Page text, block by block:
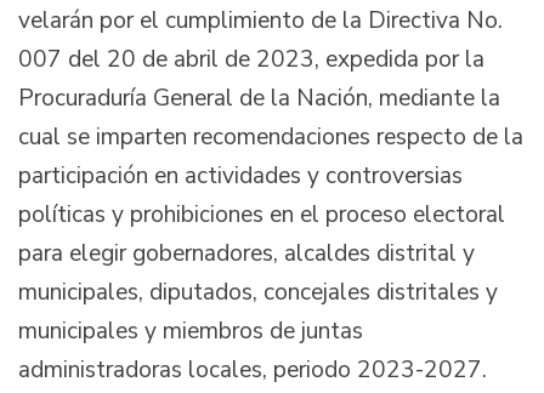
velarán por el cumplimiento de la Directiva No.
007 del 20 de abril de 2023, expedida por la
Procuraduría General de la Nación, mediante la
cual se imparten recomendaciones respecto de la
participación en actividades y controversias
políticas y prohibiciones en el proceso electoral
para elegir gobernadores, alcaldes distrital y
municipales, diputados, concejales distritales y
municipales y miembros de juntas
administradoras locales, periodo 2023-2027.